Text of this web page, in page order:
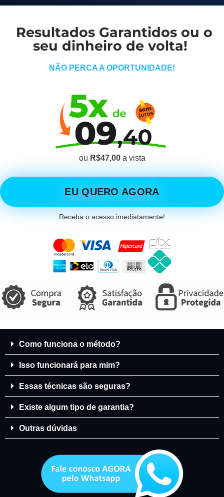
Resultados Garantidos ou o
seu dinheiro de volta!
NÃO PERCA A OPORTUNIDADE!
ou R$47,00a vista
EU QUERO AGORA
Receba o acesso imediatamente!
Como funciona o método?
Isso funcionará para mim?
Essas técnicas são seguras?
Existe algum tipo de garantia?
Outras dúvidas